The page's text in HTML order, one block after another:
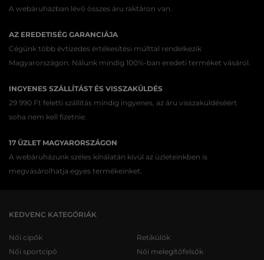
A webáruházban lévő összes áru raktáron van.
AZ EREDETISÉG GARANCIÁJA
Cégünk több évtizedes értékesítési múlttal rendelkezik
Magyarországon. Nálunk mindig 100%-ban eredeti terméket vásárol.
INGYENES SZÁLLÍTÁST ÉS VISSZAKÜLDÉS
29 990 Ft feletti szállítás mindig ingyenes, az áru visszaküldéséért
soha nem kell fizetnie.
17 ÜZLET MAGYARORSZÁGON
A webáruházunk széles kínálatán kívül az üzleteinkben is
megvásárolhatja egyes termékeinket.
KEDVENC KATEGÓRIÁK
Női cipők
Női sportcipő
Retikülök
Női melegítőfelsők